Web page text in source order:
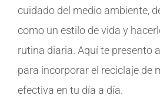
cuidado del medio ambiente,
como un estilo de vida y
rutina diaria. Aquí te presento
para incorporar el reciclaje de
efectiva en tu día a día.